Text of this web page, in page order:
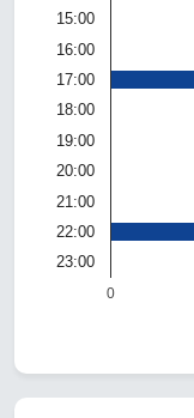
0
15:00
16:00
17:00
18:00
19:00
20:00
21:00
22:00
23:00